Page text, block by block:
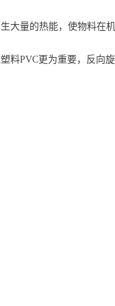
大量的热能，使物料在
料PVC更为重要，反向